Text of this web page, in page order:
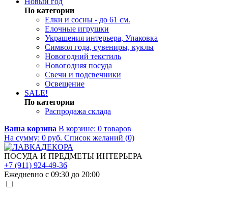
По категории
Елки и сосны - до 61 см.
Елочные игрушки
Украшения интерьера, Упаковка
Символ года, сувениры, куклы
Новогодний текстиль
Новогодняя посуда
Свечи и подсвечники
Освещение
SALE!
По категории
Распродажа склада
Ваша корзина В корзине: 0 товаров
На сумму: 0 руб. Список желаний (0)
ПОСУДА И ПРЕДМЕТЫ ИНТЕРЬЕРА
+7 (911) 924-49-36
Ежедневно с 09:30 до 20:00